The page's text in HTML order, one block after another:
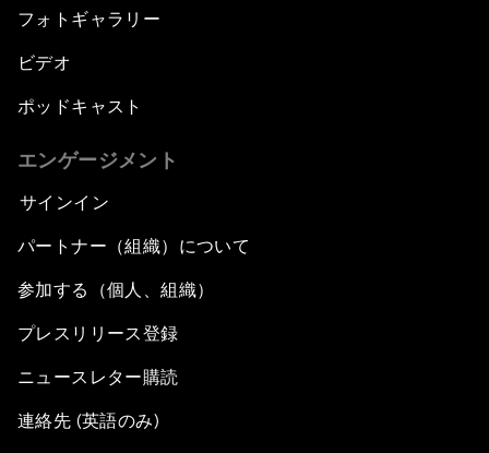
フォトギャラリー
ビデオ
ポッドキャスト
エンゲージメント
サインイン
パートナー（組織）について
参加する（個人、組織）
プレスリリース登録
ニュースレター購読
連絡先 (英語のみ)